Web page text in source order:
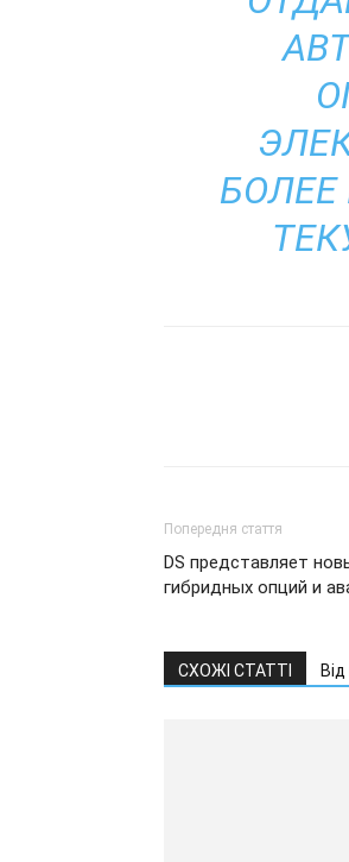
Попередня стаття
DS представляет
гибридных опций и
СХОЖІ СТАТТІ